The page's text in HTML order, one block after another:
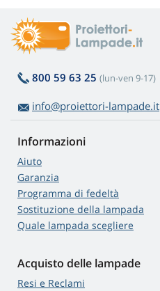
800 59 63 25 (lun-ven 9-17)
info@proiettori-lampade.it
Informazioni
Aiuto
Garanzia
Programma di fedeltà
Sostituzione della lampada
Quale lampada scegliere
Acquisto delle lampade
Resi e Reclami